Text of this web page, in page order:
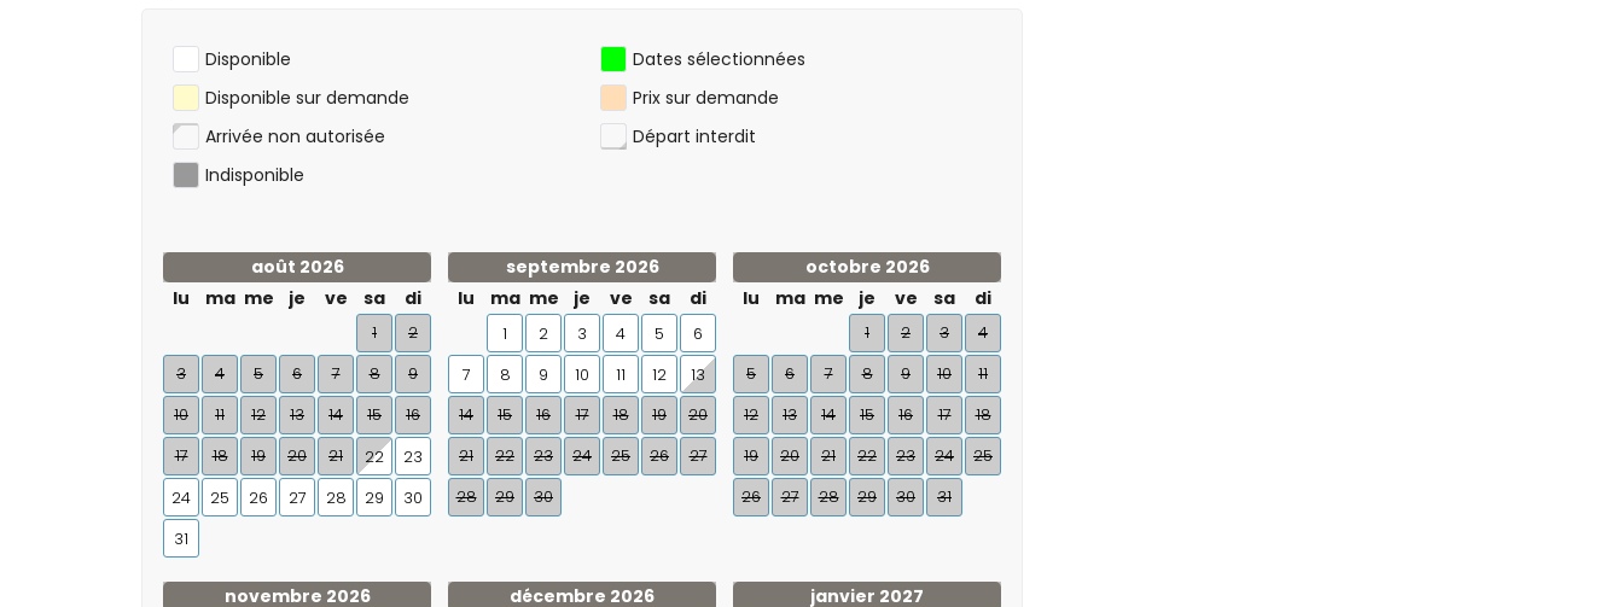
Disponible
Dates sélectionnées
Disponible sur demande
Prix sur demande
Arrivée non autorisée
Départ interdit
Indisponible
août 2026
lu
ma me je ve sa di
1
2
3
4 5 6 7 8
9
10
11 12 13 14 15
16
17
18 19 20 21 22
23
24
25 26 27 28 29
30
31
septembre 2026
lu
ma me je ve sa di
1 2 3 4 5
6
7
8 9 10 11 12
13
14
15 16 17 18 19
20
21
22 23 24 25 26
27
28
29 30
octobre 2026
lu
ma me je ve sa di
1 2 3
4
5
6 7 8 9 10
11
12
13 14 15 16 17
18
19
20 21 22 23 24
25
26
27 28 29 30 31
novembre 2026
décembre 2026
janvier 2027